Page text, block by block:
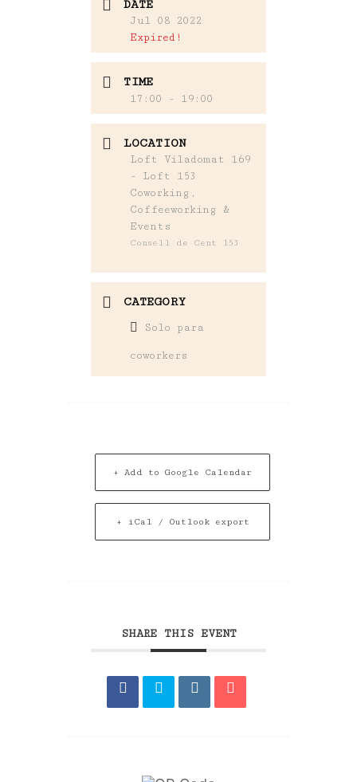
DATE
Jul 08 2022
Expired!
TIME
17:00 - 19:00
LOCATION
Loft Viladomat 169
- Loft 153
Coworking,
Coffeeworking &
Events
Consell de Cent 153
CATEGORY
Solo para
coworkers
+ Add to Google Calendar
+ iCal / Outlook export
SHARE THIS EVENT